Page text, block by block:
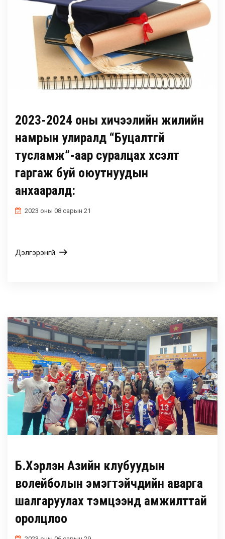
2023-2024 оны хичээлийн жилийн
намрын улиралд “Буцалтгүй
тусламж”-аар суралцах хүсэлт
гаргаж буй оюутнуудын
анхааралд:
2023 оны 08 сарын 21
Дэлгэрэнгүй
Б.Хэрлэн Азийн клубуудын
волейболын эмэгтэйчүүдийн аварга
шалгаруулах тэмцээнд амжилттай
оролцлоо